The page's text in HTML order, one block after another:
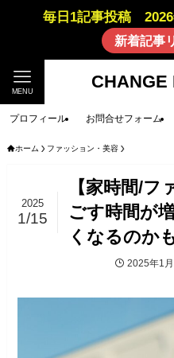
毎日1記事投稿
新着記事
CHANGE
MENU
プロフィール お問合せフォーム
ホーム ファッション・美容
【家時間/フ
ごす時間が
くなるのか
2025
1/15
2025年1